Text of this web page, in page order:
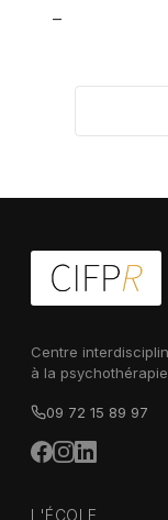
–
Centre
à la
09 72 15 89 97
L'ÉCOLE